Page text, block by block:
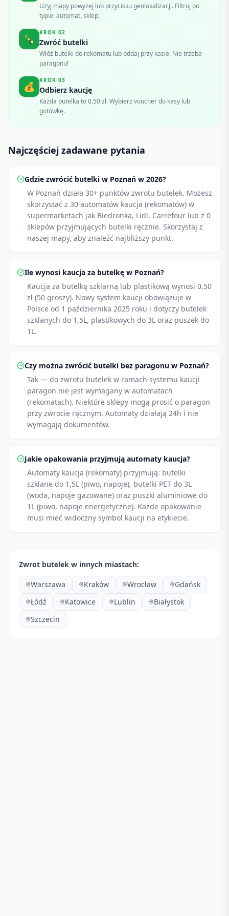
Użyj mapy powyżej lub przycisku geolokalizacji. Filtruj po
typie: automat, sklep.
🍾
KROK 02
Zwróć butelki
Włóż butelki do rekomatu lub oddaj przy kasie. Nie trzeba
paragonu!
💰
KROK 03
Odbierz kaucję
Każda butelka to 0,50 zł. Wybierz voucher do kasy lub
gotówkę.
Najczęściej zadawane pytania
Gdzie zwrócić butelki w Poznań w 2026?
W Poznań działa 30+ punktów zwrotu butelek. Możesz
skorzystać z 30 automatów kaucja (rekomatów) w
supermarketach jak Biedronka, Lidl, Carrefour lub z 0
sklepów przyjmujących butelki ręcznie. Skorzystaj z
naszej mapy, aby znaleźć najbliższy punkt.
Ile wynosi kaucja za butelkę w Poznań?
Kaucja za butelkę szklarną lub plastikową wynosi 0,50
zł (50 groszy). Nowy system kaucji obowiązuje w
Polsce od 1 października 2025 roku i dotyczy butelek
szklanych do 1,5L, plastikowych do 3L oraz puszek do
1L.
Czy można zwrócić butelki bez paragonu w Poznań?
Tak — do zwrotu butelek w ramach systemu kaucji
paragon nie jest wymagany w automatach
(rekomatach). Niektóre sklepy mogą prosić o paragon
przy zwrocie ręcznym. Automaty działają 24h i nie
wymagają dokumentów.
Jakie opakowania przyjmują automaty kaucja?
Automaty kaucja (rekomaty) przyjmują: butelki
szklane do 1,5L (piwo, napoje), butelki PET do 3L
(woda, napoje gazowane) oraz puszki aluminiowe do
1L (piwo, napoje energetyczne). Każde opakowanie
musi mieć widoczny symbol kaucji na etykiecie.
Zwrot butelek w innych miastach:
Warszawa Kraków Wrocław
Gdańsk
Łódź
Katowice Lublin
Białystok
Szczecin